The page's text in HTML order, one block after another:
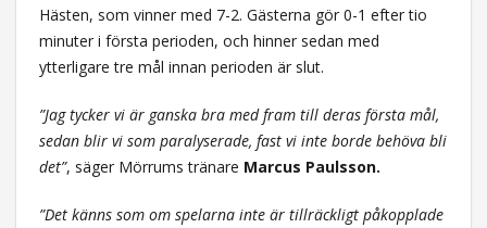
Hästen, som vinner med 7-2. Gästerna gör 0-1 efter tio
minuter i första perioden, och hinner sedan med
ytterligare tre mål innan perioden är slut.
”Jag tycker vi är ganska bra med fram till deras första mål,
sedan blir vi som paralyserade, fast vi inte borde behöva bli
det”, säger Mörrums tränare Marcus Paulsson.
”Det känns som om spelarna inte är tillräckligt påkopplade